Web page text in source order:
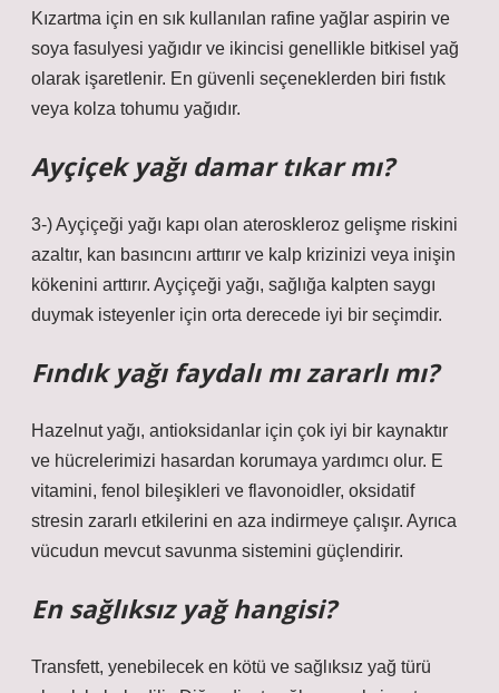
Kızartma için en sık kullanılan rafine yağlar aspirin ve
soya fasulyesi yağıdır ve ikincisi genellikle bitkisel yağ
olarak işaretlenir. En güvenli seçeneklerden biri fıstık
veya kolza tohumu yağıdır.
Ayçiçek yağı damar tıkar mı?
3-) Ayçiçeği yağı kapı olan ateroskleroz gelişme riskini
azaltır, kan basıncını arttırır ve kalp krizinizi veya inişin
kökenini arttırır. Ayçiçeği yağı, sağlığa kalpten saygı
duymak isteyenler için orta derecede iyi bir seçimdir.
Fındık yağı faydalı mı zararlı mı?
Hazelnut yağı, antioksidanlar için çok iyi bir kaynaktır
ve hücrelerimizi hasardan korumaya yardımcı olur. E
vitamini, fenol bileşikleri ve flavonoidler, oksidatif
stresin zararlı etkilerini en aza indirmeye çalışır. Ayrıca
vücudun mevcut savunma sistemini güçlendirir.
En sağlıksız yağ hangisi?
Transfett, yenebilecek en kötü ve sağlıksız yağ türü